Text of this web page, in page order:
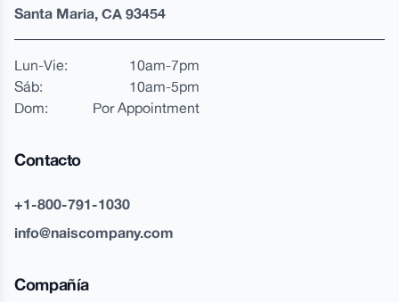
Santa Maria, CA 93454
Lun-Vie:
10am-7pm
Sáb:
10am-5pm
Dom:
Por Appointment
Contacto
+1-800-791-1030
info@naiscompany.com
Compañía